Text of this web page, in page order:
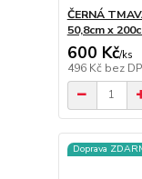
ČERNÁ
50,8cm x
600 Kč/ks
496 Kč bez
Doprava